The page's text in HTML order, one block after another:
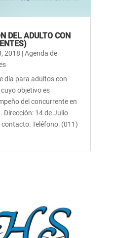
DEL ADULTO CON
2018 |Agenda de
día para adultos con
objetivo es
del concurrente en
Dirección: 14 de Julio
contacto: Teléfono: (011)